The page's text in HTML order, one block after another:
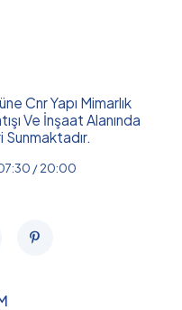
Cnr Yapı Mimarlık
Ve İnşaat Alanında
07:30 / 20:00